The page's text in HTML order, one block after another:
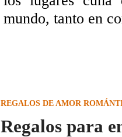
mundo, tanto en
REGALOS DE AMOR
Regalos para